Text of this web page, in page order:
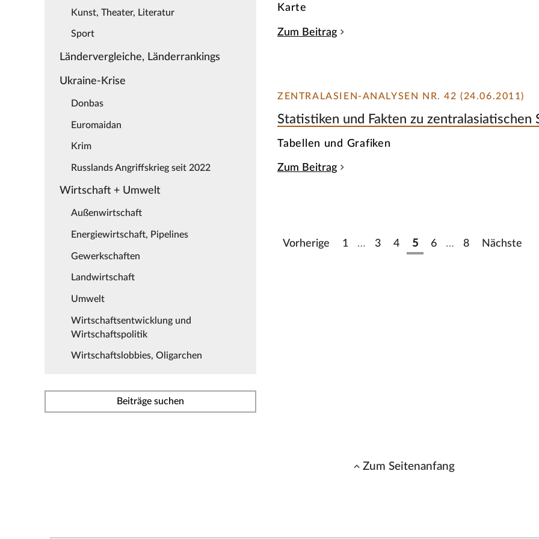
Kunst, Theater, Literatur
Sport
Ländervergleiche, Länderrankings
Ukraine-Krise
Donbas
Euromaidan
Krim
Russlands Angriffskrieg seit 2022
Wirtschaft + Umwelt
Außenwirtschaft
Energiewirtschaft, Pipelines
Gewerkschaften
Landwirtschaft
Umwelt
Wirtschaftsentwicklung und
Wirtschaftspolitik
Wirtschaftslobbies, Oligarchen
Beiträge suchen
Karte
Zum Beitrag
ZENTRALASIEN-ANALYSEN NR. 42 (24.06.2011)
Statistiken und Fakten zu zentralasiatischen
Tabellen und Grafiken
Zum Beitrag
Vorherige 1 … 3 4 5 6 … 8 Nächste
Zum Seitenanfang